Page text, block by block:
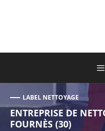
LABEL NETTOYAGE
ENTREPRISE DE
FOURNÈS (30)